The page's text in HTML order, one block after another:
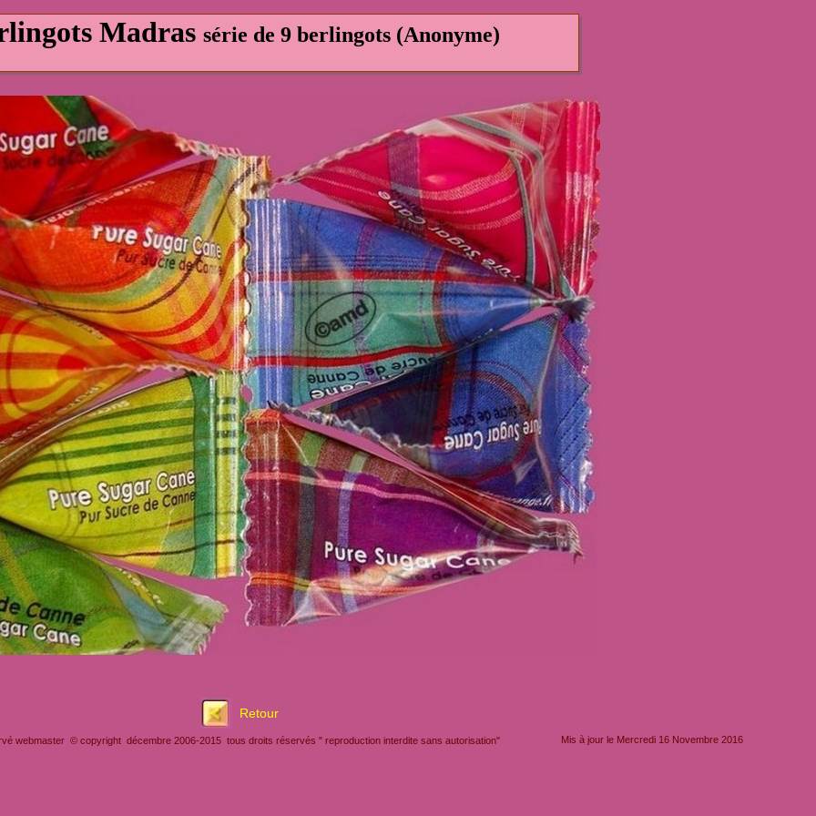
Madras série de 9 berlingots (Anonyme)
Retour
Mis à jour le Mercredi 16 Novembre 2016
webmaster © copyright décembre 2006-2015 tous droits réservés " reproduction interdite sans autorisation"